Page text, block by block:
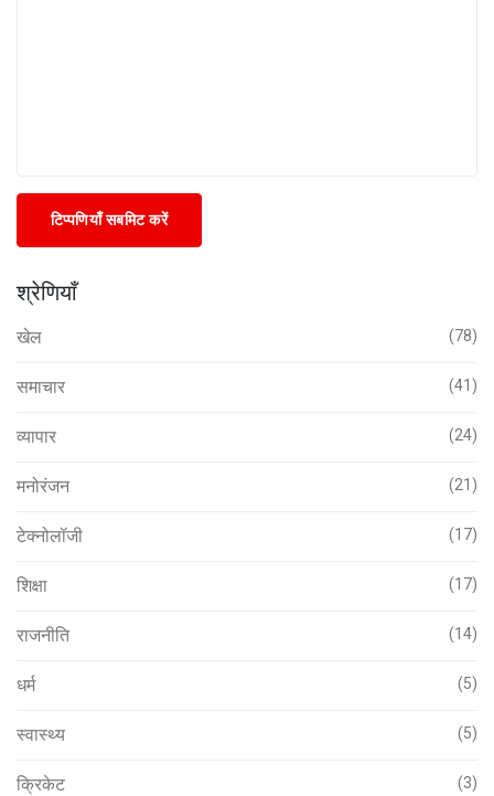
टिप्पणियाँ सबमिट करें
श्रेणियाँ
खेल (78)
समाचार (41)
व्यापार (24)
मनोरंजन (21)
टेक्नोलॉजी (17)
शिक्षा (17)
राजनीति (14)
धर्म (5)
स्वास्थ्य (5)
क्रिकेट (3)